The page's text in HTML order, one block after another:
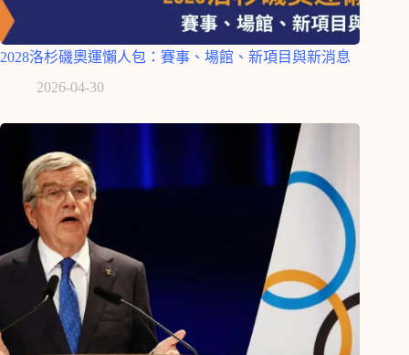
2028洛杉磯奧運懶人包：賽事、場館、新項目與新消息
2026-04-30